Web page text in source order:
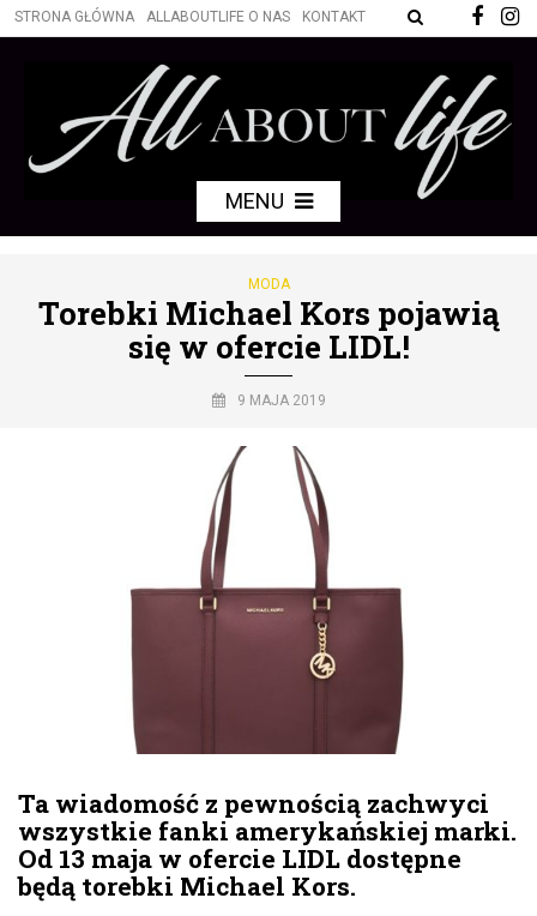
STRONA GŁÓWNA ALLABOUTLIFE O NAS KONTAKT
MENU
MODA
Torebki Michael Kors pojawią
się w ofercie LIDL!
9 MAJA 2019
Ta wiadomość z pewnością zachwyci
wszystkie fanki amerykańskiej marki.
Od 13 maja w ofercie LIDL dostępne
będą torebki Michael Kors.